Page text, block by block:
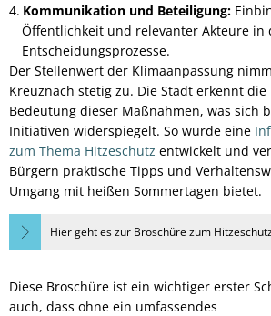
Kommunikation und Beteiligung:
Öffentlichkeit und relevanter Akteure in
Entscheidungsprozesse.
Der Stellenwert der Klimaanpassung
Kreuznach stetig zu. Die Stadt erkennt
Bedeutung dieser Maßnahmen, was sich
Initiativen widerspiegelt. So wurde eine
zum Thema Hitzeschutz entwickelt und
Bürgern praktische Tipps und
Umgang mit heißen Sommertagen bietet.
Hier geht es zur Broschüre zum
Diese Broschüre ist ein wichtiger erster
auch, dass ohne ein umfassendes